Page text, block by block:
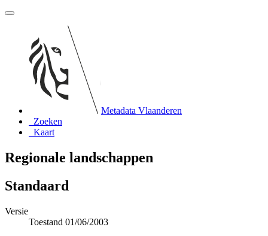
Metadata Vlaanderen
Zoeken
Kaart
Regionale landschappen
Standaard
Versie
Toestand 01/06/2003